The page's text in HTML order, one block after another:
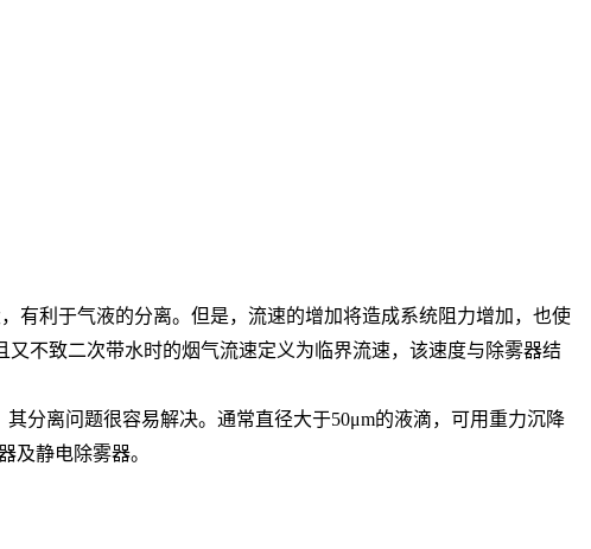
有利于气液的分离。但是，流速的增加将造成系统阻力增加，也使
不致二次带水时的烟气流速定义为临界流速，该速度与除雾器结
分离问题很容易解决。通常直径大于50μm的液滴，可用重力沉降
及静电除雾器。